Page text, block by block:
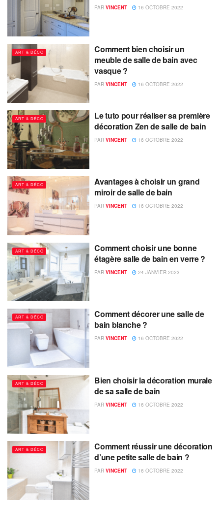
PAR VINCENT 16 OCTOBRE 2022
ART & DÉCO
Comment bien choisir un
meuble de salle de bain avec
vasque ?
PAR VINCENT 16 OCTOBRE 2022
ART & DÉCO
Le tuto pour réaliser sa première
décoration Zen de salle de bain
PAR VINCENT 16 OCTOBRE 2022
ART & DÉCO
Avantages à choisir un grand
miroir de salle de bain
PAR VINCENT 16 OCTOBRE 2022
ART & DÉCO
Comment choisir une bonne
étagère salle de bain en verre ?
PAR VINCENT 24 JANVIER 2023
ART & DÉCO
Comment décorer une salle de
bain blanche ?
PAR VINCENT 16 OCTOBRE 2022
ART & DÉCO
Bien choisir la décoration murale
de sa salle de bain
PAR VINCENT 16 OCTOBRE 2022
ART & DÉCO
Comment réussir une décoration
d’une petite salle de bain ?
PAR VINCENT 16 OCTOBRE 2022